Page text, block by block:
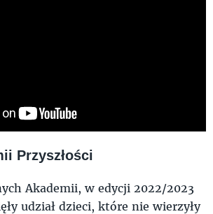
Przyszłości
Akademii, w edycji 2022/2023
udział dzieci, które nie wierzyły